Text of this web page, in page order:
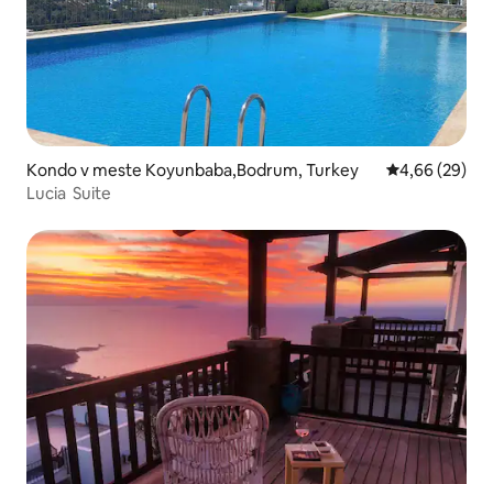
Kondo v meste Koyunbaba,Bodrum, Turkey Priemerné
4,66 (29)
Lucia ‌ Suite